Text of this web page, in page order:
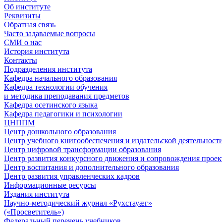
Об институте
Реквизиты
Обратная связь
Часто задаваемые вопросы
СМИ о нас
История института
Контакты
Подразделения института
Кафедра начального образования
Кафедра технологии обучения
и методика преподавания предметов
Кафедра осетинского языка
Кафедра педагогики и психологии
ЦНППМ
Центр дошкольного образования
Центр учебного книгообеспечения и издательской
Центр цифровой трансформации образования
Центр развития конкурсного движения и сопровождения
Центр воспитания и дополнительного образования
Центр развития управленческих кадров
Информационные ресурсы
Издания института
Научно-методический журнал «Рухстауæг»
(«Просветитель»)